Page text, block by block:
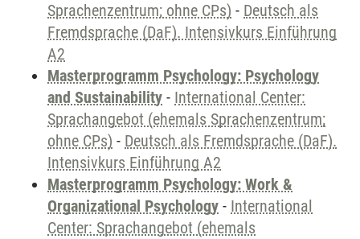
Sprachenzentrum; ohne CPs) - Deutsch als
Fremdsprache (DaF). Intensivkurs Einführung
A2
Masterprogramm Psychology: Psychology
and Sustainability - International Center:
Sprachangebot (ehemals Sprachenzentrum;
ohne CPs) - Deutsch als Fremdsprache (DaF).
Intensivkurs Einführung A2
Masterprogramm Psychology: Work &
Organizational Psychology - International
Center: Sprachangebot (ehemals